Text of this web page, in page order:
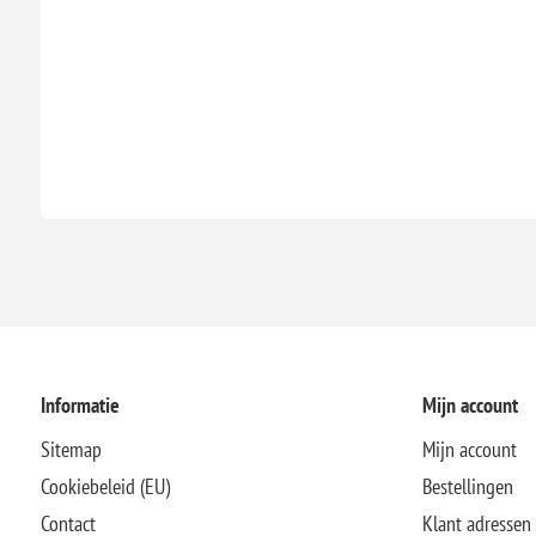
Informatie
Sitemap
Cookiebeleid (EU)
Contact
Mijn account
Mijn account
Bestellingen
Klant adressen